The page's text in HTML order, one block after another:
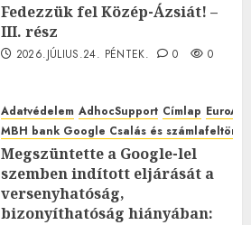
Fedezzük fel Közép-Ázsiát! –
III. rész
2026.JÚLIUS.24. PÉNTEK. 0 0
Adatvédelem AdhocSupport Címlap
MBH bank Google Csalás és
Megszüntette a Google-lel
szemben indított eljárását a
versenyhatóság,
bizonyíthatóság hiányában: